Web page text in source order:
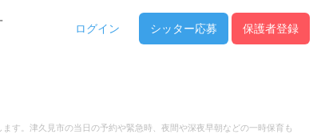
ログイン シッター応募 保護者登録
す。津久見市の当日の予約や緊急時、夜間や深夜早朝などの一時保育も